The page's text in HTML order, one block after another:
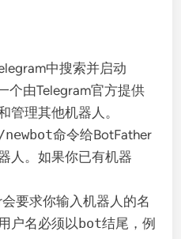
中搜索并启动
个由Telegram官方提供
管理其他机器人。
/newbot命令给BotFather
人。如果你已有机器
会要求你输入机器人的名
户名必须以 bot结尾，例